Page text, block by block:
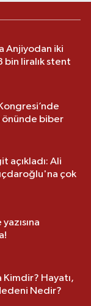
Anjiyodan iki
bin liralık stent
önünde biber
açıkladı: Ali
çok
Kimdir? Hayatı,
Nedir?